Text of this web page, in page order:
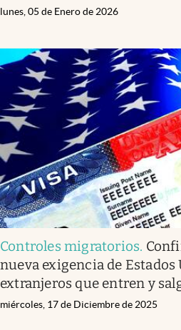
lunes, 05 de Enero de 2026
Controles migratorios.
nueva exigencia de Estados
extranjeros que entren y
miércoles, 17 de Diciembre de 2025